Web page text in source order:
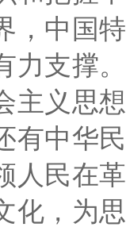
，中国
力支撑
主义思
有中华
人民在
化，为